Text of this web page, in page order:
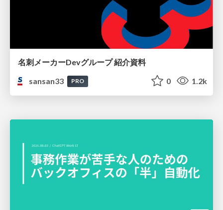
名刺メーカーDevグループ 紹介資料
sansan33
PRO 0 1.2k